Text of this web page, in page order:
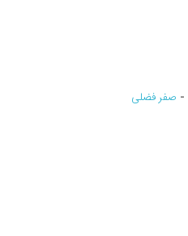
- صفر فضلی